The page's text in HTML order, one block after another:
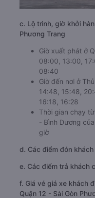
c. Lộ trình, giờ khởi
Phương Trang
Giờ xuất phát ở
08:00, 13:00,
08:40
Giờ đến nơi ở
14:48, 15:48,
16:18, 16:28
Thời gian chạy
- Bình Dương
giờ
d. Các điểm đón
e. Các điểm trả khách
f. Giá vé giá xe khách
Quận 12 - Sài Gòn